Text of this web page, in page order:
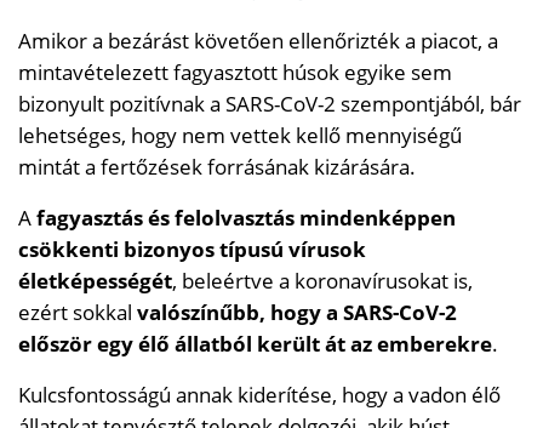
Amikor a bezárást követően ellenőrizték a piacot, a
mintavételezett fagyasztott húsok egyike sem
bizonyult pozitívnak a SARS-CoV-2 szempontjából, bár
lehetséges, hogy nem vettek kellő mennyiségű
mintát a fertőzések forrásának kizárására.
Afagyasztás és felolvasztás mindenképpen
csökkenti bizonyos típusú vírusok
életképességét, beleértve a koronavírusokat is,
ezért sokkal valószínűbb, hogy a SARS-CoV-2
először egy élő állatból került át az emberekre.
Kulcsfontosságú annak kiderítése, hogy a vadon élő